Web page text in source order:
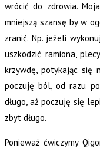
wrócić do zdrowia.
mniejszą szansę by w
zranić. Np. jeżeli
uszkodzić ramiona,
krzywdę, potykając się
poczuję ból, od razu
długo, aż poczuję się
zbyt długo.
Ponieważ ćwiczymy